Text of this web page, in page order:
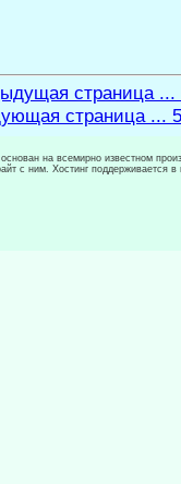
страница ...
страница ...
на всемирно известном
с ним. Хостинг поддерживается